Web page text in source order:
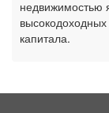
недвижимостью
капитала.